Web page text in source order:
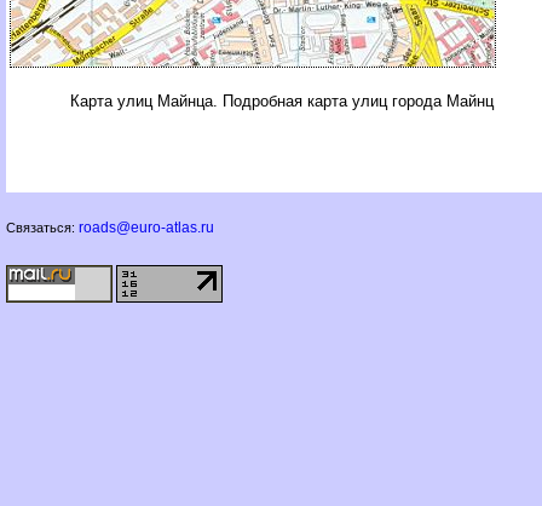
Карта улиц Майнца. Подробная карта улиц города Майнц
Связаться: roads@euro-atlas.ru